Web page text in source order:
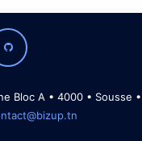
Bloc A • 4000 • Sousse